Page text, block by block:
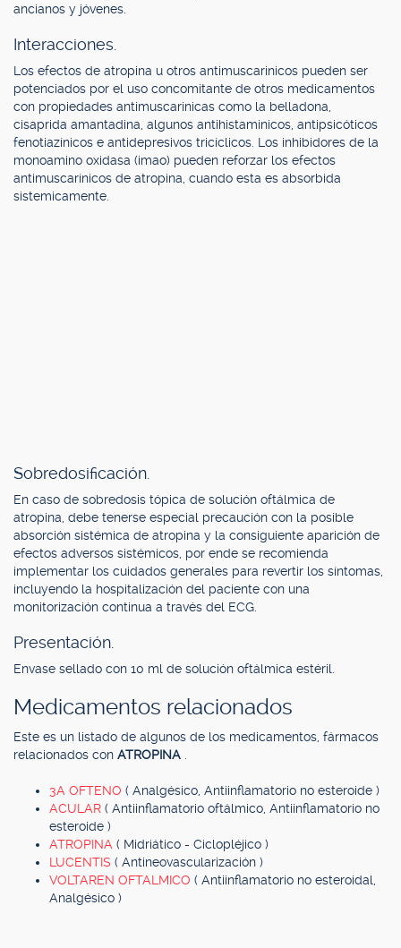
ancianos y jóvenes.
Interacciones.
Los efectos de atropina u otros antimuscarinicos pueden ser
potenciados por el uso concomitante de otros medicamentos
con propiedades antimuscarinicas como la belladona,
cisaprida amantadina, algunos antihistaminicos, antipsicóticos
fenotiazínicos e antidepresivos tricíclicos. Los inhibidores de la
monoamino oxidasa (imao) pueden reforzar los efectos
antimuscarínicos de atropina, cuando esta es absorbida
sistemicamente.
Sobredosificación.
En caso de sobredosis tópica de solución oftálmica de
atropina, debe tenerse especial precaución con la posible
absorción sistémica de atropina y la consiguiente aparición de
efectos adversos sistémicos, por ende se recomienda
implementar los cuidados generales para revertir los síntomas,
incluyendo la hospitalización del paciente con una
monitorización continua a través del ECG.
Presentación.
Envase sellado con 10 ml de solución oftálmica estéril.
Medicamentos relacionados
Este es un listado de algunos de los medicamentos, fármacos
relacionados con ATROPINA
3A OFTENO ( Analgésico, Antiinflamatorio no esteroide )
ACULAR ( Antiinflamatorio oftálmico, Antiinflamatorio no
esteroide )
ATROPINA ( Midriático - Ciclopléjico )
LUCENTIS ( Antineovascularización )
VOLTAREN OFTALMICO ( Antiinflamatorio no esteroidal,
Analgésico )